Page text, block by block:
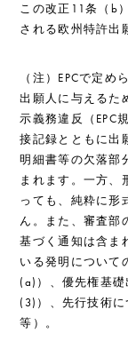
この改正11条（b
される欧州特許出
（注）EPCで定
出願人に与えるた
示義務違反（EPC
接記録とともに出
明細書等の欠落部
まれます。一方、
っても、純粋に形
ん。また、審査部
基づく通知は含ま
いる発明について
(a)）、優先権基
(3)）、先行技術に
等）。